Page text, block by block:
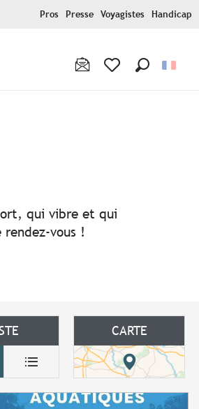
Pros Presse Voyagistes Handicap
qui vibre et qui
vous !
CARTE